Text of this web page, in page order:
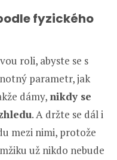
fyzického
roli, abyste se s
parametr, jak
dámy, nikdy se
. A držte se dál i
mezi nimi, protože
už nikdo nebude